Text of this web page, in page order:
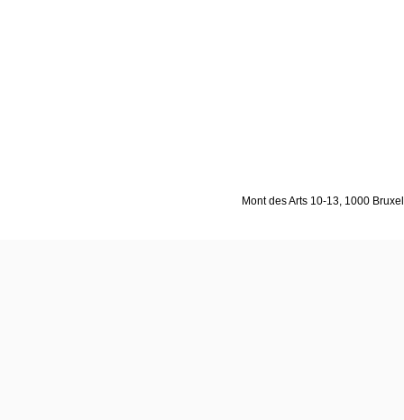
Mont des Arts 10-13, 1000